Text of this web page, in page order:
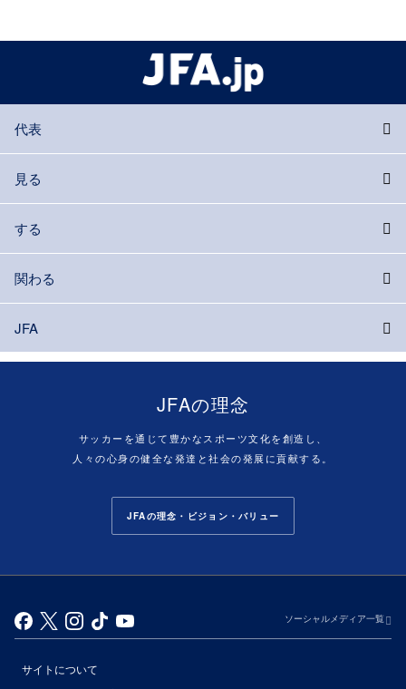
代表
見る
する
関わる
JFA
JFAの理念
サッカーを通じて豊かなスポーツ文化を創造し、
人々の心身の健全な発達と社会の発展に貢献する。
JFAの理念・ビジョン・バリュー
ソーシャルメディア一覧
サイトについて